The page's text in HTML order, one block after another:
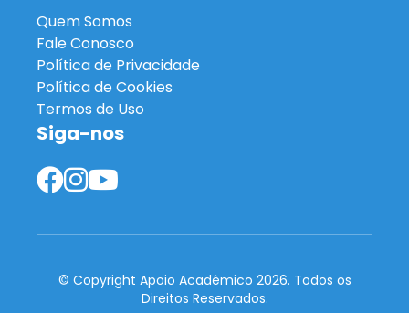
Quem Somos
Fale Conosco
Política de Privacidade
Política de Cookies
Termos de Uso
Siga-nos
© Copyright Apoio Acadêmico 2026. Todos os
Direitos Reservados.